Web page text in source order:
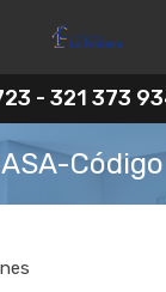
- 321 373